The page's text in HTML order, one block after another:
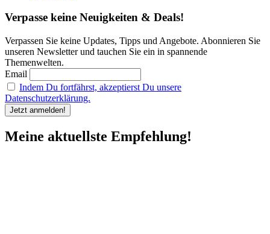
Verpasse keine Neuigkeiten & Deals!
Verpassen Sie keine Updates, Tipps und Angebote. Abonnieren Sie
unseren Newsletter und tauchen Sie ein in spannende
Themenwelten.
Email
Indem Du fortfährst, akzeptierst Du unsere
Datenschutzerklärung.
Meine aktuellste Empfehlung!